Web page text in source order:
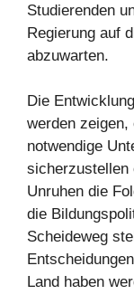
Studierenden
Regierung auf
abzuwarten.
Die
werden
notwendige
sicherzustellen
Unruhen die
die
Scheideweg
Land haben